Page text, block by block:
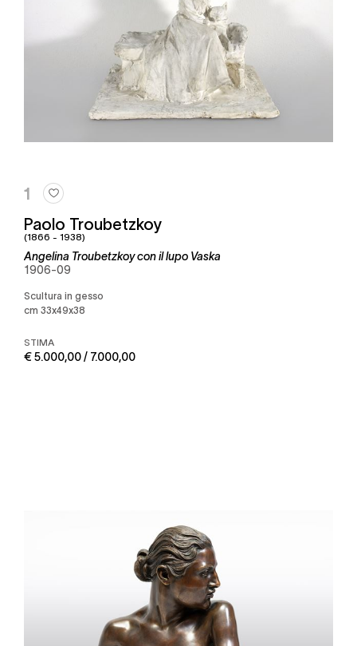
1
Paolo Troubetzkoy
(1866 - 1938)
Angelina Troubetzkoy con il lupo Vaska
1906-09
Scultura in gesso
cm 33x49x38
STIMA
€ 5.000,00 / 7.000,00